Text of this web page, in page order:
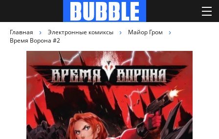
Главная Электронные комиксы
Майор Гром
Время Ворона #2